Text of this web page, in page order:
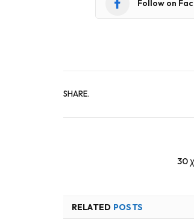
Follow on
SHARE.
30
RELATED POSTS